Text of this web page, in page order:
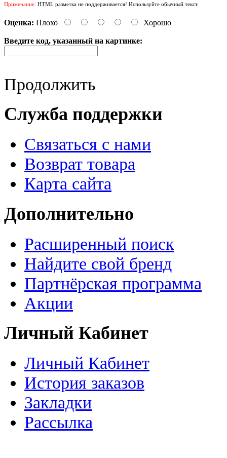
Примечание: HTML разметка не поддерживается! Используйте обычный текст.
Оценка: Плохо Хорошо
Введите код, указанный на картинке:
Продолжить
Служба поддержки
Связаться с нами
Возврат товара
Карта сайта
Дополнительно
Расширенный поиск
Найдите свой бренд
Партнёрская программа
Акции
Личный Кабинет
Личный Кабинет
История заказов
Закладки
Рассылка